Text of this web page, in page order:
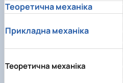
Теоретична механіка
Прикладна механіка
Теоретична механіка